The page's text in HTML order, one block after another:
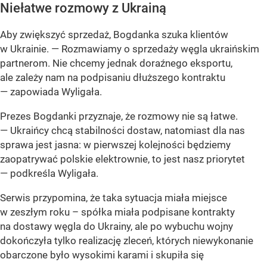
Niełatwe rozmowy z Ukrainą
Aby zwiększyć sprzedaż, Bogdanka szuka klientów
w Ukrainie. — Rozmawiamy o sprzedaży węgla ukraińskim
partnerom. Nie chcemy jednak doraźnego eksportu,
ale zależy nam na podpisaniu dłuższego kontraktu
— zapowiada Wyligała.
Prezes Bogdanki przyznaje, że rozmowy nie są łatwe.
— Ukraińcy chcą stabilności dostaw, natomiast dla nas
sprawa jest jasna: w pierwszej kolejności będziemy
zaopatrywać polskie elektrownie, to jest nasz priorytet
— podkreśla Wyligała.
Serwis przypomina, że taka sytuacja miała miejsce
w zeszłym roku – spółka miała podpisane kontrakty
na dostawy węgla do Ukrainy, ale po wybuchu wojny
dokończyła tylko realizację zleceń, których niewykonanie
obarczone było wysokimi karami i skupiła się